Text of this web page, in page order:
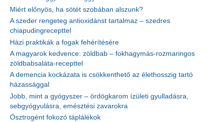
Miért előnyös, ha sötét szobában alszunk?
A szeder rengeteg antioxidánst tartalmaz – szedres
chiapudingrecepttel
Házi praktikák a fogak fehérítésére
A magyarok kedvence: zöldbab – fokhagymás-rozmaringos
zöldbabsaláta-recepttel
A demencia kockázata is csökkenthető az élethosszig tartó
házassággal
Jobb, mint a gyógyszer – ördögkarom ízületi gyulladásra,
sebgyógyulásra, emésztési zavarokra
Ösztrogént fokozó táplálékok